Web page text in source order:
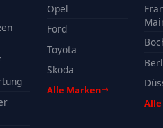
Opel
Ford
Toyota
Skoda
Alle Marken